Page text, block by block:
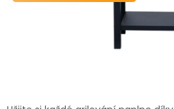
Fotovoltaika